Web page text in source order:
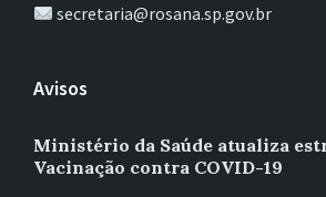
secretaria@rosana.sp.gov.br
Avisos
Ministério da Saúde atualiza
Vacinação contra COVID-19